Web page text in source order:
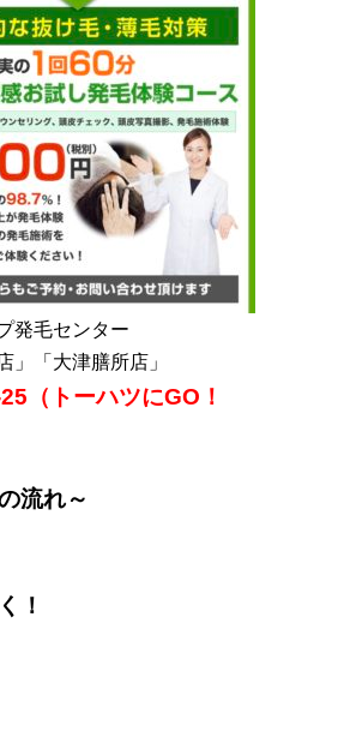
発毛センター
」「大津膳所店」
（トーハツにGO！
流れ～
！